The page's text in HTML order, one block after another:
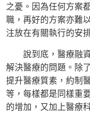
之憂。因為任何方案
職，再好的方案亦難
注放在有關執行的安
說到底，醫療融資
解決醫療的問題。除
提升醫療質素，約制
等，每樣都是同樣重
的增加，又加上醫療